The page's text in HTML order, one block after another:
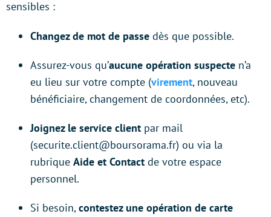
sensibles :
Changez de mot de passe dès que possible.
Assurez-vous qu’aucune opération suspecte n’a
eu lieu sur votre compte (virement, nouveau
bénéficiaire, changement de coordonnées, etc).
Joignez le service client par mail
(securite.client@boursorama.fr) ou via la
rubrique Aide et Contact de votre espace
personnel.
Si besoin,contestez une opération de carte